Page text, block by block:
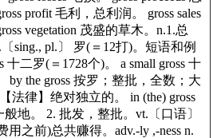
profit 毛利，总利润。 gross sales
vegetation 茂盛的草木。n.1.总
sing., pl.〕 罗(＝12打)。短语和例
十二罗(＝1728个)。 a small gross 十
by the gross 按罗；整批，全数；大
法律】绝对独立的。 in (the) gross
地。 2. 批发，整批。vt.〔口语〕
用之前)总共赚得。adv.-ly ,-ness n.